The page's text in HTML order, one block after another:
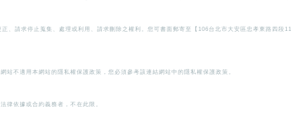
請求停止蒐集、處理或利用、請求刪除之權利。您可書面郵寄至【106台北市大安區忠孝東路四段
不適用本網站的隱私權保護政策，您必須參考該連結網站中的隱私權保護政策。
律依據或合約義務者，不在此限。